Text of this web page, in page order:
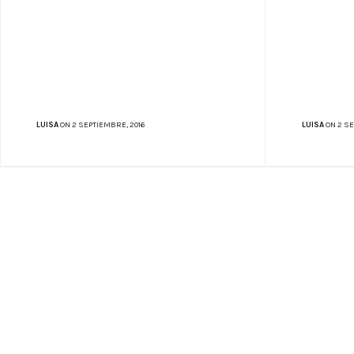
LUISAON 2 SEPTIEMBRE, 2016 LUISAON 2